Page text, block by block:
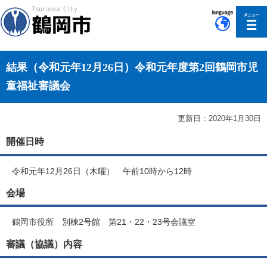
結果（令和元年12月26日）令和元年度第2回鶴岡市児
童福祉審議会
更新日：2020年1月30日
開催日時
令和元年12月26日（木曜） 午前10時から12時
会場
鶴岡市役所 別棟2号館 第21・22・23号会議室
審議（協議）内容